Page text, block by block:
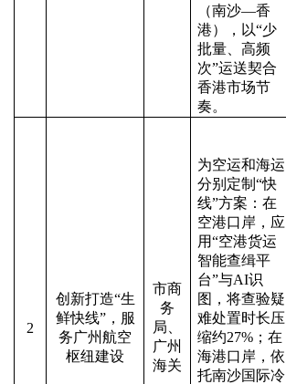
（南沙—香
港），以“少
批量、高频
次”运送契合
香港市场节
奏。
2
创新打造“生
鲜快线”，服
务广州航空
枢纽建设
市商
务
局、
广州
海关
为空运和海运
分别定制 “快
线”方案：在
空港口岸，应
用“空港货运
智能查缉平
台”与AI识
图，将查验疑
难处置时长压
缩约27%；在
海港口岸，依
托南沙国际冷